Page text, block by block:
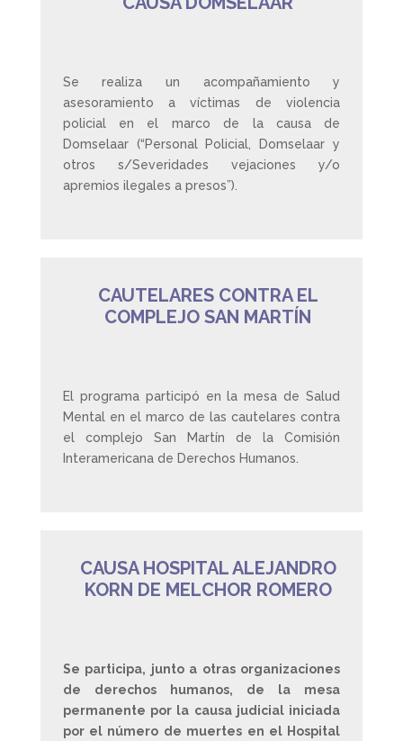
Se realiza un acompañamiento y
asesoramiento a víctimas de violencia
policial en el marco de la causa de
Domselaar (“Personal Policial, Domselaar y
otros s/Severidades vejaciones y/o
apremios ilegales a presos”).
CAUTELARES CONTRA EL
COMPLEJO SAN MARTÍN
El programa participó en la mesa de Salud
Mental en el marco de las cautelares contra
el complejo San Martín de la Comisión
Interamericana de Derechos Humanos.
CAUSA HOSPITAL ALEJANDRO
KORN DE MELCHOR ROMERO
Se participa, junto a otras organizaciones
de derechos humanos, de la mesa
permanente por la causa judicial iniciada
por el número de muertes en el Hospital